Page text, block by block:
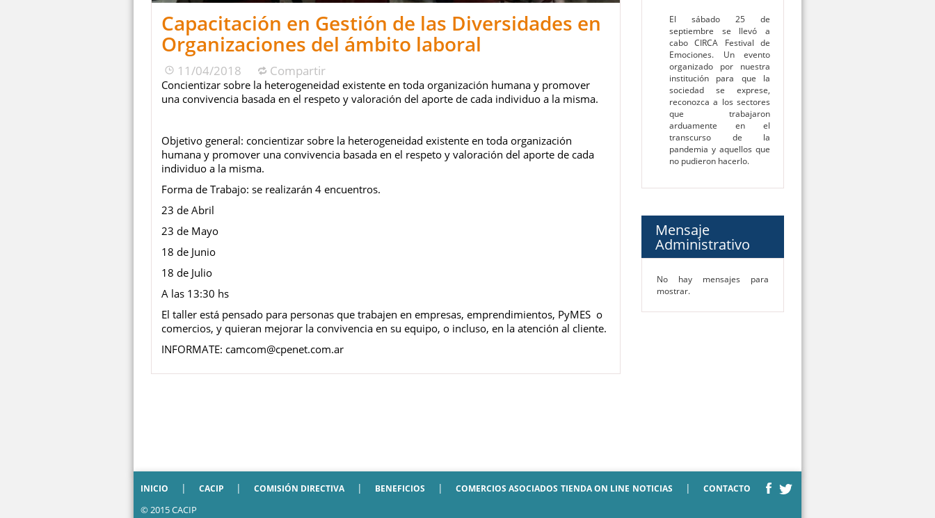
Capacitación en Gestión de las Diversidades en
Organizaciones del ámbito laboral
11/04/2018 Compartir
Concientizar sobre la heterogeneidad existente en toda organización humana y promover
una convivencia basada en el respeto y valoración del aporte de cada individuo a la misma.
Objetivo general: concientizar sobre la heterogeneidad existente en toda organización
humana y promover una convivencia basada en el respeto y valoración del aporte de cada
individuo a la misma.
Forma de Trabajo: se realizarán 4 encuentros.
23 de Abril
23 de Mayo
18 de Junio
18 de Julio
A las 13:30 hs
El taller está pensado para personas que trabajen en empresas, emprendimientos, PyMES o
comercios, y quieran mejorar la convivencia en su equipo, o incluso, en la atención al cliente.
INFORMATE: camcom@cpenet.com.ar
El sábado 25 de
septiembre se llevó a
cabo CIRCA Festival de
Emociones. Un evento
organizado por nuestra
institución para que la
sociedad se exprese,
reconozca a los sectores
que trabajaron
arduamente en el
transcurso de la
pandemia y aquellos que
no pudieron hacerlo.
Mensaje
Administrativo
No hay mensajes para
mostrar.
INICIO | CACIP | COMISIÓN DIRECTIVA | BENEFICIOS | COMERCIOS ASOCIADOS TIENDA ON LINE NOTICIAS |
CONTACTO
© 2015CACIP